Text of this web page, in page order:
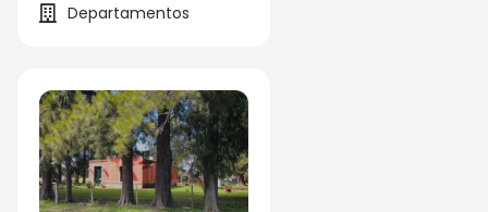
Departamentos